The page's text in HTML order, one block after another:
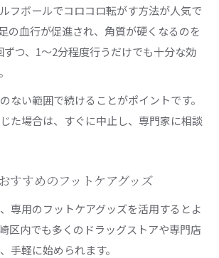
フボールでコロコロ転がす方法が人気で
の血行が促進され、角質が硬くなるのを
ずつ、1〜2分程度行うだけでも十分な効
ない範囲で続けることがポイントです。
た場合は、すぐに中止し、専門家に相談
すすめのフットケアグッズ
専用のフットケアグッズを活用するとよ
区内でも多くのドラッグストアや専門店
手軽に始められます。